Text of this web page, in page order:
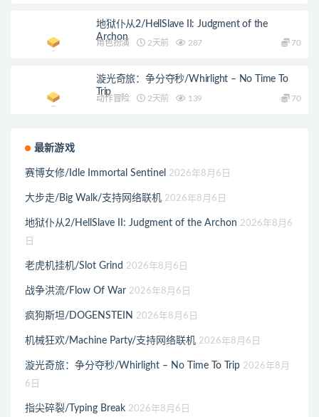
地狱仆从2/HellSlave II: Judgment of the
Archon
角色扮演 2天前 287 70
漩光奇旅：争分夺秒/Whirlight – No Time To
Trip
动作冒险 2天前 139 70
最新游戏
赛博女修/Idle Immortal Sentinel 2026年8月6日
大步走/Big Walk/支持网络联机 2026年8月6日
地狱仆从2/HellSlave II: Judgment of the Archon 2026年8月6
日
老虎机挂机/Slot Grind 2026年8月6日
战争洪流/Flow Of War 2026年8月6日
疯狗斯坦/DOGENSTEIN 2026年8月6日
机械狂欢/Machine Party/支持网络联机 2026年8月6日
漩光奇旅：争分夺秒/Whirlight – No Time To Trip 2026年8月
6日
指尖碎裂/Typing Break 2026年8月6日